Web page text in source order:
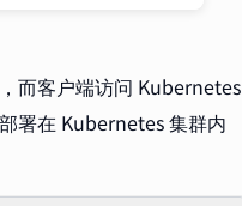
而客户端访问 Kubernetes
署在 Kubernetes 集群内